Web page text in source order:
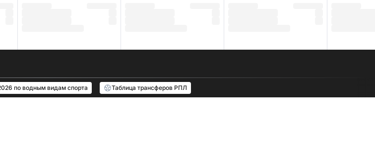
по водным видам спорта Таблица трансферов РПЛ